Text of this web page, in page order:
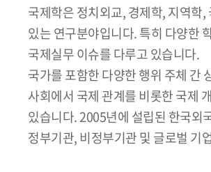
국제학은 정치외교, 경제학, 지역학
있는 연구분야입니다. 특히 다양한
국제실무 이슈를 다루고 있습니다.
국가를 포함한 다양한 행위 주체 간
사회에서 국제 관계를 비롯한 국제
있습니다. 2005년에 설립된 한국외
정부기관, 비정부기관 및 글로벌 기